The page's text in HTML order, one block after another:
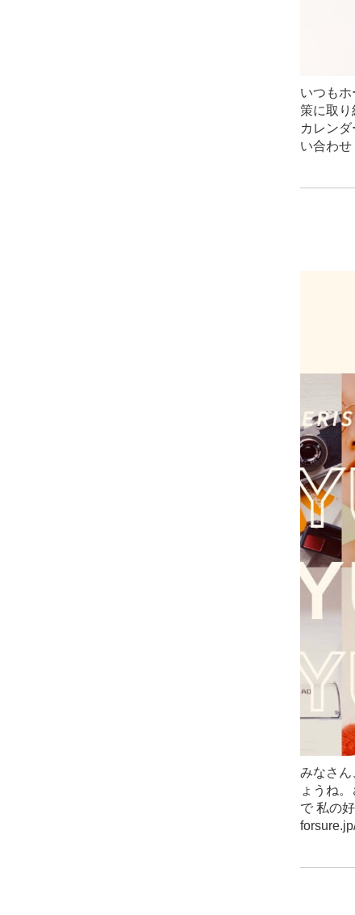
いつも
策に取り
カレン
い合わせ
みなさん
ょうね
で 私の